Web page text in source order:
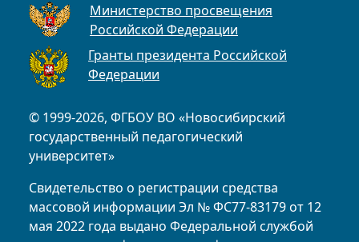
© 1999-2026, ФГБОУ ВО «Новосибирский
государственный педагогический
университет»
Свидетельство о регистрации средства
массовой информации Эл № ФС77-83179 от 12
мая 2022 года выдано Федеральной службой
Министерство просвещения
Российской Федерации
Гранты президента Российской
Федерации